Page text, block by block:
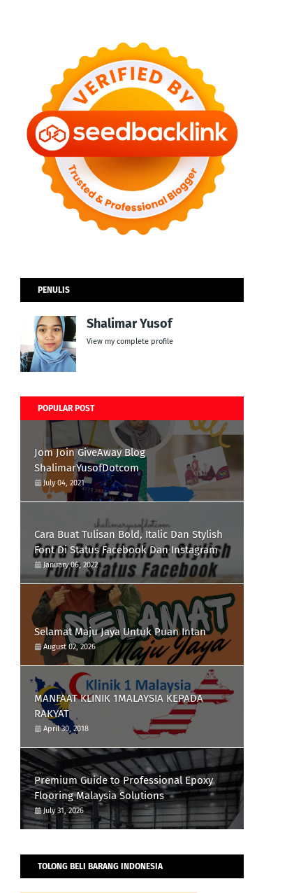
PENULIS
Shalimar Yusof
View my complete profile
POPULAR POST
Jom Join GiveAway Blog
ShalimarYusofDotcom
July 04, 2021
Cara Buat Tulisan Bold, Italic Dan Stylish
Font Di Status Facebook Dan Instagram
January 06, 2022
Selamat Maju Jaya Untuk Puan Intan
August 02, 2026
MANFAAT KLINIK 1MALAYSIA KEPADA
RAKYAT
April 30, 2018
Premium Guide to Professional Epoxy
Flooring Malaysia Solutions
July 31, 2026
TOLONG BELI BARANG INDONESIA